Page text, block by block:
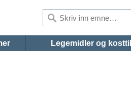
Legemidler og